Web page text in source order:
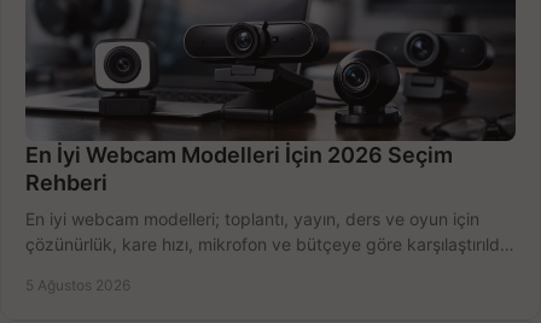
En İyi Webcam Modelleri İçin 2026 Seçim
Rehberi
En iyi webcam modelleri; toplantı, yayın, ders ve oyun için
çözünürlük, kare hızı, mikrofon ve bütçeye göre karşılaştırıldı.
5 Ağustos 2026